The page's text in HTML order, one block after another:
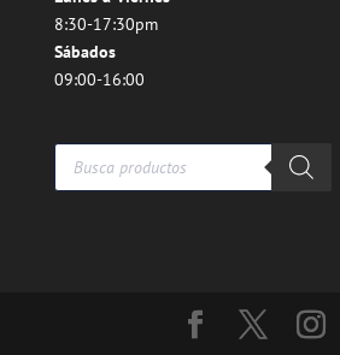
8:30-17:30pm
Sábados
09:00-16:00
Búsqueda
productos